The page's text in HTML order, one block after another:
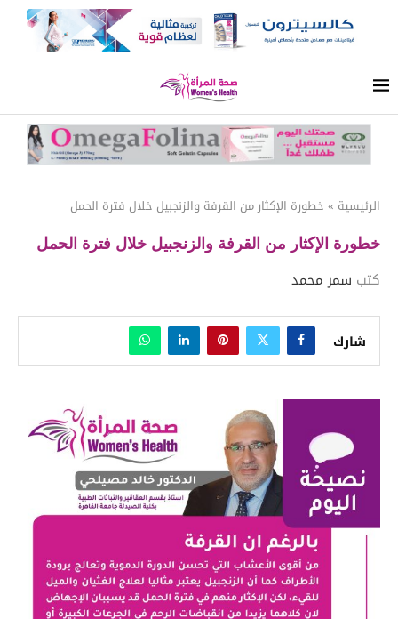
الرئيسية » خطورة الإكثار من القرفة والزنجبيل خلال فترة الحمل
خطورة الإكثار من القرفة والزنجبيل خلال فترة الحمل
كتب سمر محمد
شارك